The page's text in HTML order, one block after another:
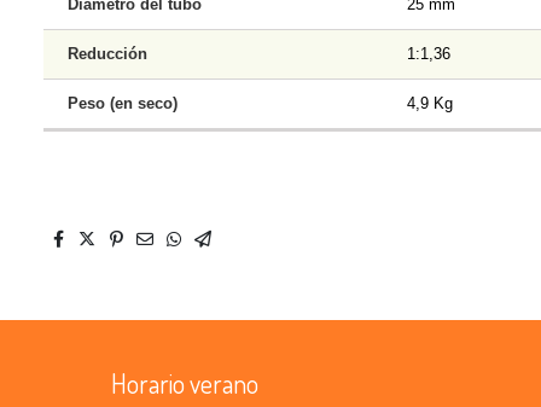
Diámetro del tubo 25 mm
Reducción 1:1,36
Peso (en seco) 4,9 Kg
Horario verano